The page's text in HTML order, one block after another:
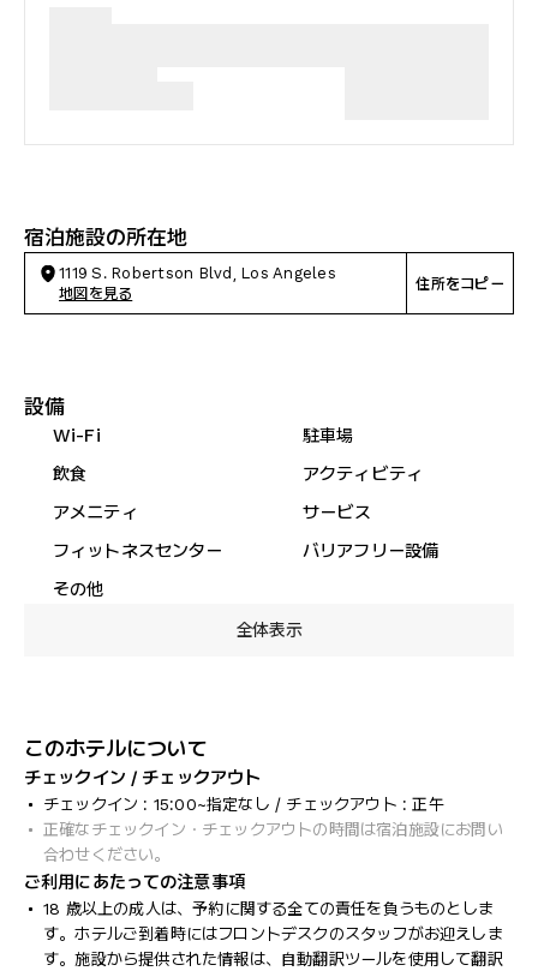
宿泊施設の所在地
1119 S. Robertson Blvd, Los Angeles
地図を見る
住所をコピー
設備
Wi-Fi
駐車場
飲食
アクティビティ
アメニティ
サービス
フィットネスセンター
バリアフリー設備
その他
全体表示
このホテルについて
チェックイン / チェックアウト
チェックイン : 15:00~指定なし / チェックアウト : 正午
正確なチェックイン・チェックアウトの時間は宿泊施設にお問い
合わせください。
ご利用にあたっての注意事項
18 歳以上の成人は、予約に関する全ての責任を負うものとしま
す。ホテルご到着時にはフロントデスクのスタッフがお迎えしま
す。施設から提供された情報は、自動翻訳ツールを使用して翻訳